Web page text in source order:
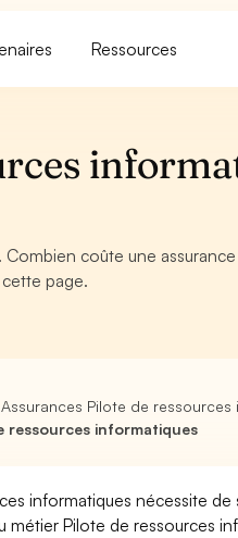
Ressources
coûte une
page.
Assurances Pilote de ressources
ressources informatiques
informatiques nécessite
métier Pilote de ressources